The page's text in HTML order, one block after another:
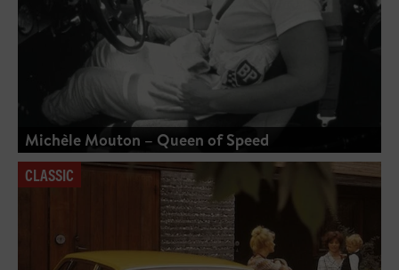
Michèle Mouton – Queen of Speed
CLASSIC